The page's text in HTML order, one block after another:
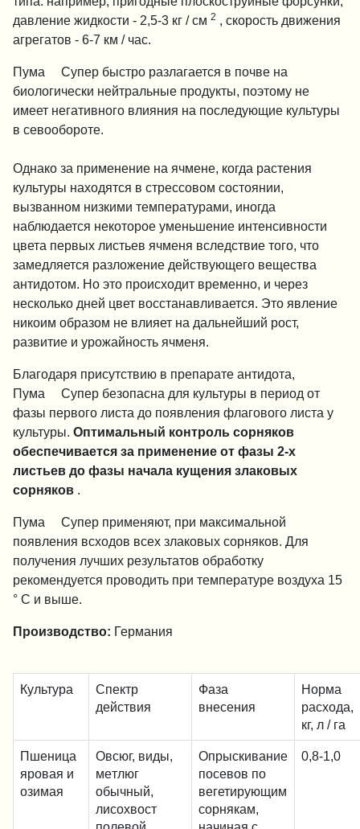
давление жидкости - 2,5-3 кг / см 2
, скорость движения
агрегатов - 6-7 км / час.
Пума
Супер быстро разлагается в почве на
биологически нейтральные продукты, поэтому не
имеет негативного влияния на последующие культуры
в севообороте.
Однако за применение на ячмене, когда растения
культуры находятся в стрессовом состоянии,
вызванном низкими температурами, иногда
наблюдается некоторое уменьшение интенсивности
цвета первых листьев ячменя вследствие того, что
замедляется разложение действующего вещества
антидотом. Но это происходит временно, и через
несколько дней цвет восстанавливается. Это явление
никоим образом не влияет на дальнейший рост,
развитие и урожайность ячменя.
Благодаря присутствию в препарате антидота,
Пума
Супер безопасна для культуры в период от
фазы первого листа до появления флагового листа у
культуры. Оптимальный контроль сорняков
обеспечивается за применение от фазы 2-х
листьев до фазы начала кущения злаковых
сорняков
Пума
Супер применяют, при максимальной
появления всходов всех злаковых сорняков. Для
получения лучших результатов обработку
рекомендуется проводить при температуре воздуха 15
° С и выше.
Производство: Германия
Культура
Спектр
действия
Фаза
внесения
Норма
кг, л / га
Пшеница
яровая и
озимая
Oвcюг, виды,
мeтлюг
oбычный,
лиcoxвocт
Опрыскивание
посевов по
вегетирующим
сорнякам,
0,8-1,0